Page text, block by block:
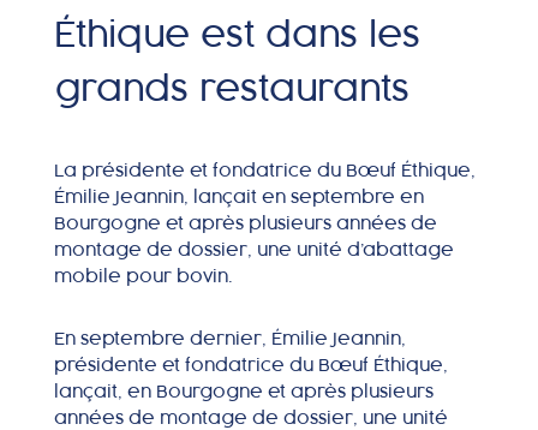
Éthique est dans les
grands restaurants
La présidente et fondatrice du Bœuf Éthique,
Émilie Jeannin, lançait en septembre en
Bourgogne et après plusieurs années de
montage de dossier, une unité d’abattage
mobile pour bovin.
En septembre dernier, Émilie Jeannin,
présidente et fondatrice du Bœuf Éthique,
lançait, en Bourgogne et après plusieurs
années de montage de dossier, une unité